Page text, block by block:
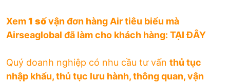
Xem1 sốvận đơn hàng Air tiêu biểu mà
Airseaglobal đã làm cho khách hàng: TẠI ĐÂY
Quý doanh nghiệp có nhu cầu tư vấn thủ tục
nhập khẩu, thủ tục lưu hành, thông quan, vận